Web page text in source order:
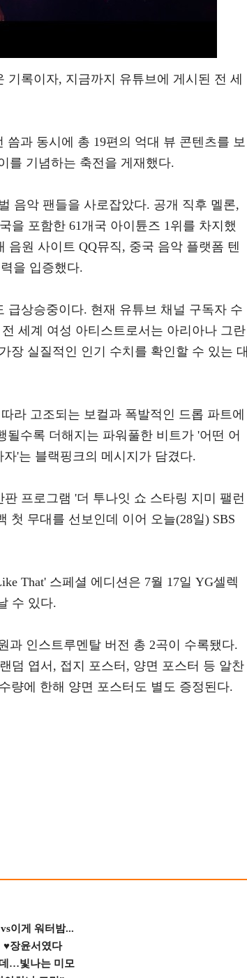
록이자, 지금까지 유튜브에 게시된 전 세
과 동시에 총 19편의 억대 뷰 콘텐츠를 보
를 기념하는 축전을 게재했다.
음악 팬들을 사로잡았다. 공개 직후 멜론,
을 포함한 61개국 아이튠즈 1위를 차지했
음원 사이트 QQ뮤직, 중국 음악 플랫폼 텐
을 입증했다.
급상승중이다. 현재 유튜브 채널 구독자 수
세계 여성 아티스트로서는 아리아나 그란
장 실질적인 인기 수치를 확인할 수 있는 대
라 고조되는 보컬과 폭발적인 드롭 파트에
수록 더해지는 파워풀한 비트가 '어떤 어
'는 블랙핑크의 메시지가 담겼다.
프로그램 '더 투나잇 쇼 스타링 지미 팰런
첫 무대를 선보인데 이어 오늘(28일) SBS
That' 스페셜 에디션은 7월 17일 YG셀렉
수 있다.
과 인스트루멘탈 버전 총 2곡이 수록됐다.
덤 엽서, 접지 포스터, 양면 포스터 등 알찬
량에 한해 양면 포스터도 별도 증정된다.
이게 워터밤...
♥장윤서였다
…빛나는 미모